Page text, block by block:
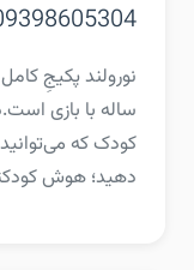
ساله با بازی
کودک که می‌توانید
دهید؛ هوش